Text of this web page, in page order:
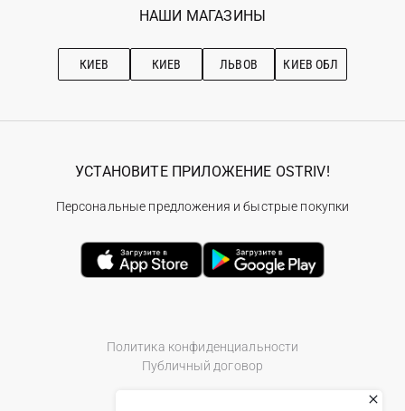
Ostriv Club+
Наши магазини
Рекомендации по уходу
НАШИ МАГАЗИНЫ
КИЕВ КИЕВ ЛЬВОВ КИЕВ ОБЛ
Политика конфиденциальности
Публичный договор
УСТАНОВИТЕ ПРИЛОЖЕНИЕ OSTRIV!
Персональные предложения и быстрые покупки